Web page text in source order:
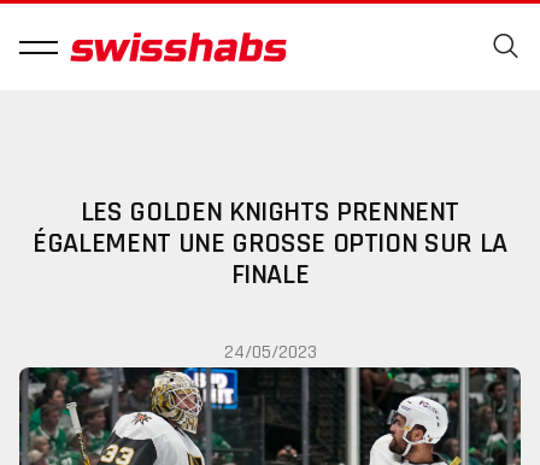
LES GOLDEN KNIGHTS PRENNENT
ÉGALEMENT UNE GROSSE OPTION SUR LA
FINALE
24/05/2023